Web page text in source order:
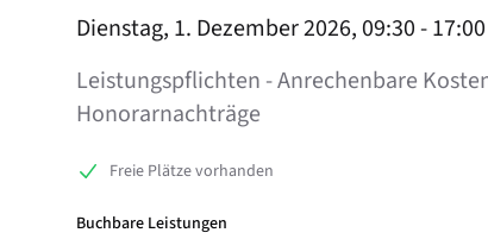
Product information
Dienstag, 1. Dezember 2026, 09:30 -
Leistungspflichten - Anrechenbare
Honorarnachträge
Freie Plätze vorhanden
Buchbare Leistungen